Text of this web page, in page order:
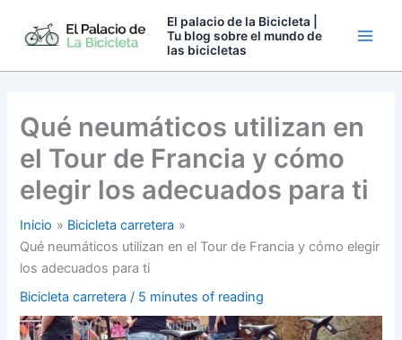
El palacio de la Bicicleta |
Tu blog sobre el mundo de
las bicicletas
Qué neumáticos utilizan en
el Tour de Francia y cómo
elegir los adecuados para ti
Inicio
Bicicleta carretera
Qué neumáticos utilizan en el Tour de Francia y cómo elegir
los adecuados para ti
Bicicleta carretera / 5 minutes of reading